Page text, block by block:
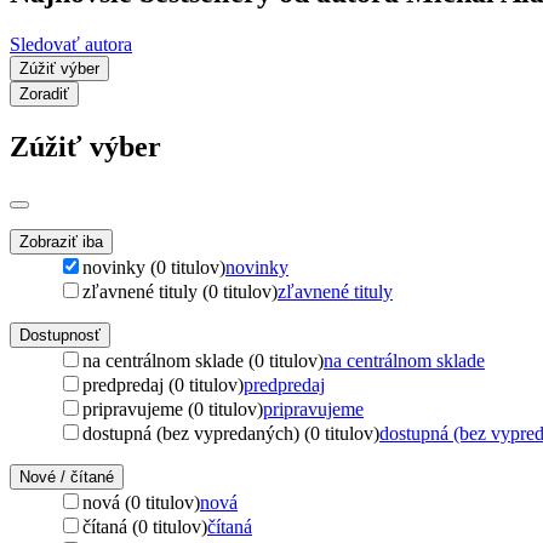
Sledovať autora
Zúžiť výber
Zoradiť
Zúžiť výber
Zobraziť iba
novinky (0 titulov)novinky
zľavnené tituly (0 titulov)zľavnené tituly
Dostupnosť
na centrálnom sklade (0 titulov)na centrálnom sklade
predpredaj (0 titulov)predpredaj
pripravujeme (0 titulov)pripravujeme
dostupná (bez vypredaných) (0 titulov)dostupná (bez
Nové / čítané
nová (0 titulov)nová
čítaná (0 titulov)čítaná